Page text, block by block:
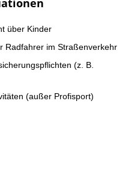
über Kinder
Radfahrer im Straßenverkehr
(z. B.
(außer Profisport)